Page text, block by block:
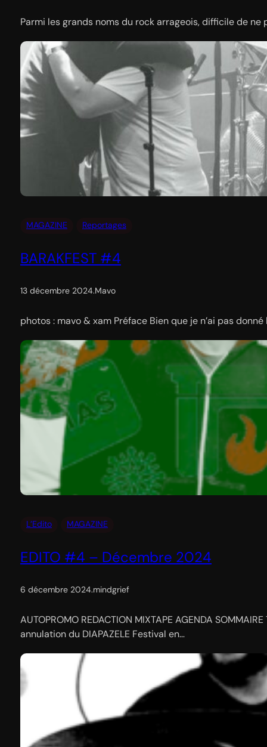
Parmi les grands noms du rock arrageois, difficile de ne
MAGAZINE Reportages
BARAKFEST #4
13 décembre 2024.Mavo
photos : mavo & xam Préface Bien que je n’ai pas
L’Edito MAGAZINE
EDITO #4 – Décembre 2024
6 décembre 2024.mindgrief
AUTOPROMO REDACTION MIXTAPE AGENDA
annulation du DIAPAZELE Festival en…